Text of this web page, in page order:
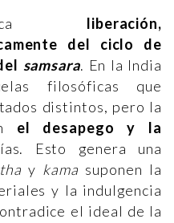
liberación,
del ciclo de
samsara. En la India
filosóficas que
distintos, pero la
el
desapego y la
Esto genera una
y kama suponen la
y la indulgencia
el ideal de la